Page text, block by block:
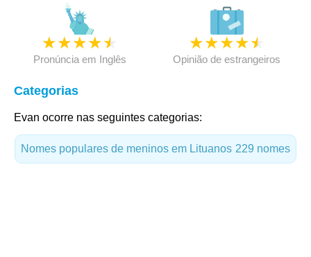
★★★★★
Pronúncia em Inglês
★★★★★
Opinião de estrangeiros
Categorias
Evan ocorre nas seguintes categorias:
Nomes populares de meninos em Lituanos 229 nomes